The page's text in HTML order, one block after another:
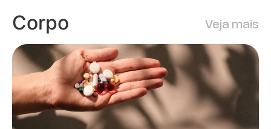
Corpo Veja mais